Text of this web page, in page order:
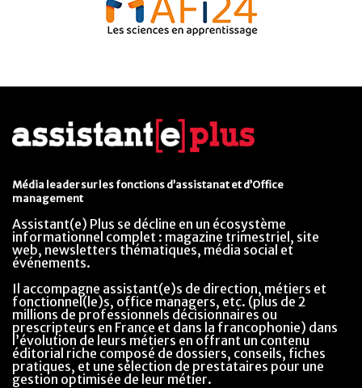
Média leader sur les fonctions d’assistanat et d’Office
management
Assistant(e) Plus se décline en un écosystème
informationnel complet : magazine trimestriel, site
web, newsletters thématiques, média social et
événements.
Il accompagne assistant(e)s de direction, métiers et
fonctionnel(le)s, office managers, etc. (plus de 2
millions de professionnels décisionnaires ou
prescripteurs en France et dans la francophonie) dans
l’évolution de leurs métiers en offrant un contenu
éditorial riche composé de dossiers, conseils, fiches
pratiques, et une sélection de prestataires pour une
gestion optimisée de leur métier.